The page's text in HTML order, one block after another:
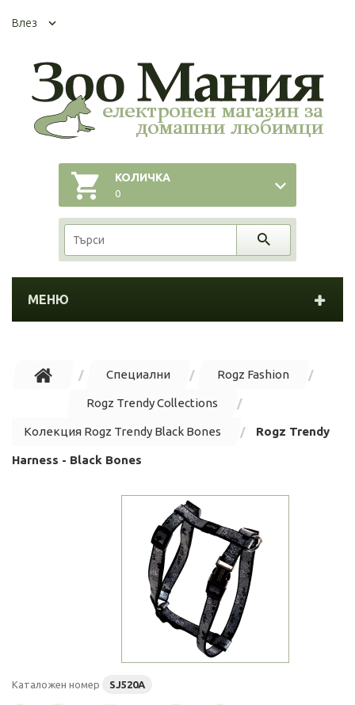
Влез
КОЛИЧКА
0
МЕНЮ
Специални Rogz Fashion
Rogz Trendy Collections
Колекция Rogz Trendy Black Bones Rogz Trendy
Harness - Black Bones
Каталожен номер SJ520A